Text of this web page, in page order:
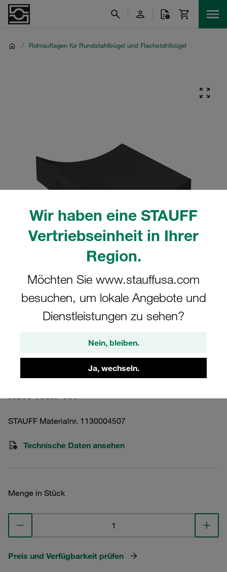
Wir haben eine STAUFF
Vertriebseinheit in Ihrer
Region.
Möchten Sie www.stauffusa.com
besuchen, um lokale Angebote und
Dienstleistungen zu sehen?
Nein, bleiben.
Ja, wechseln.
/ Rohrauflagen für Rundstahlbügel und Flachstahlbügel
Bitte beachten Sie: Das Bild dient nur zur Veranschaulichung und kann vom
tatsächlichen Produkt abweichen.
Mehr anzeigen
Kunststoff-Rohrauflage, kurz für
RUK-139.7-PA
STAUFF Materialnr. 1130004507
Technische Daten ansehen
Menge in Stück
Preis und Verfügbarkeit prüfen